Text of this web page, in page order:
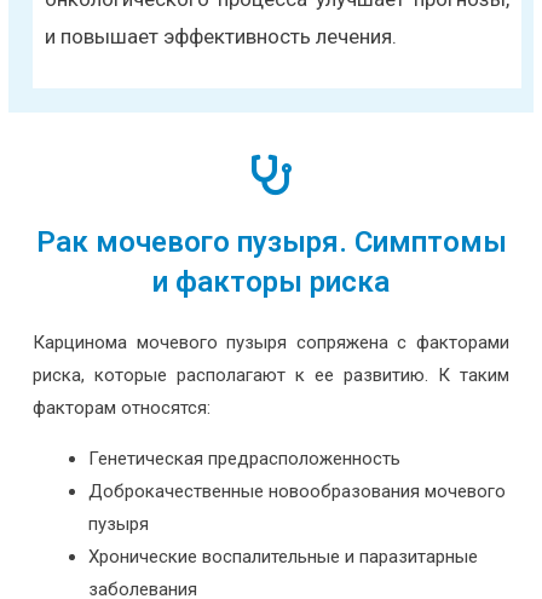
и повышает эффективность лечения.
Рак мочевого пузыря. Симптомы
и факторы риска
Карцинома мочевого пузыря сопряжена с факторами
риска, которые располагают к ее развитию. К таким
факторам относятся:
Генетическая предрасположенность
Доброкачественные новообразования мочевого
пузыря
Хронические воспалительные и паразитарные
заболевания